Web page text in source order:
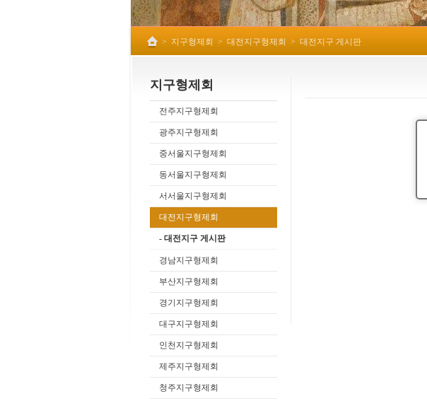
> 지구형제회 > 대전지구형제회 > 대전지구 게시판
지구형제회
전주지구형제회
광주지구형제회
중서울지구형제회
동서울지구형제회
서서울지구형제회
대전지구형제회
- 대전지구 게시판
경남지구형제회
부산지구형제회
경기지구형제회
대구지구형제회
인천지구형제회
제주지구형제회
청주지구형제회